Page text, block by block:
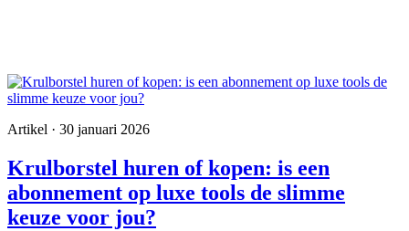
Artikel · 30 januari 2026
Krulborstel huren of kopen: is een
abonnement op luxe tools de slimme
keuze voor jou?